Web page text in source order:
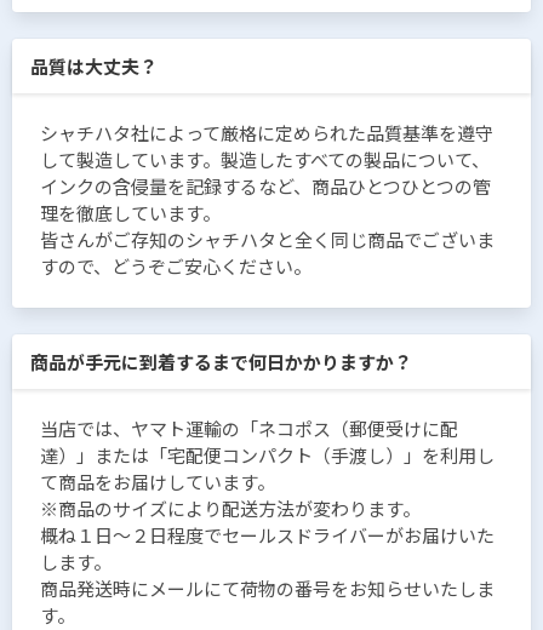
品質は大丈夫？
シャチハタ社によって厳格に定められた品質基準を遵守
して製造しています。製造したすべての製品について、
インクの含侵量を記録するなど、商品ひとつひとつの管
理を徹底しています。
皆さんがご存知のシャチハタと全く同じ商品でございま
すので、どうぞご安心ください。
商品が手元に到着するまで何日かかりますか？
当店では、ヤマト運輸の「ネコポス（郵便受けに配
達）」または「宅配便コンパクト（手渡し）」を利用し
て商品をお届けしています。
※商品のサイズにより配送方法が変わります。
概ね１日〜２日程度でセールスドライバーがお届けいた
します。
商品発送時にメールにて荷物の番号をお知らせいたしま
す。